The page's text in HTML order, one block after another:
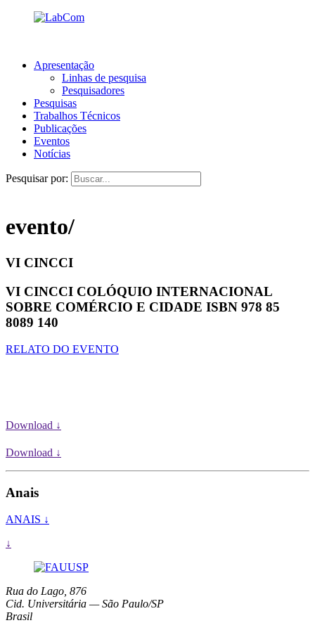
Apresentação
Linhas de pesquisa
Pesquisadores
Pesquisas
Trabalhos Técnicos
Publicações
Eventos
Notícias
Pesquisar por:
evento/
VI CINCCI
VI CINCCI COLÓQUIO INTERNACIONAL
SOBRE COMÉRCIO E CIDADE ISBN 978 85
8089 140
RELATO DO EVENTO
Download ↓
Download ↓
Anais
ANAIS ↓
↓
Rua do Lago, 876
Cid. Universitária — São Paulo/SP
Brasil